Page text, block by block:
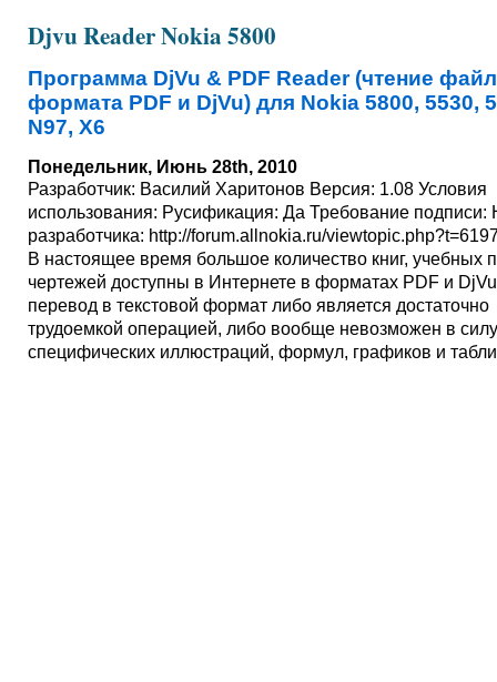
Djvu Reader Nokia 5800
Программа DjVu & PDF Reader (чтение
формата PDF и DjVu) для Nokia 5800, 5530,
N97, X6
Понедельник, Июнь 28th, 2010
Разработчик: Василий Харитонов Версия: 1.08 Условия
использования: Русификация: Да Требование подписи:
разработчика: http://forum.allnokia.ru/
В настоящее время большое количество книг, учебных
чертежей доступны в Интернете в форматах PDF и
перевод в текстовой формат либо является достаточно
трудоемкой операцией, либо вообще невозможен в
специфических иллюстраций, формул, графиков и